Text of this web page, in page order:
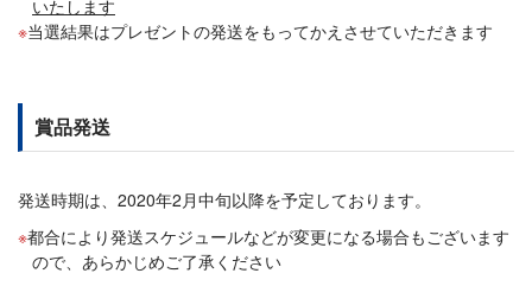
いたします
当選結果はプレゼントの発送をもってかえさせていただきます
賞品発送
発送時期は、2020年2月中旬以降を予定しております。
都合により発送スケジュールなどが変更になる場合もございます
ので、あらかじめご了承ください